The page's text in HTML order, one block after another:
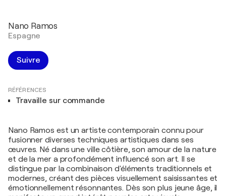
Nano Ramos
Espagne
Suivre
RÉFÉRENCES
Travaille sur commande
Nano Ramos est un artiste contemporain connu pour
fusionner diverses techniques artistiques dans ses
œuvres. Né dans une ville côtière, son amour de la nature
et de la mer a profondément influencé son art. Il se
distingue par la combinaison d'éléments traditionnels et
modernes, créant des pièces visuellement saisissantes et
émotionnellement résonnantes. Dès son plus jeune âge, il